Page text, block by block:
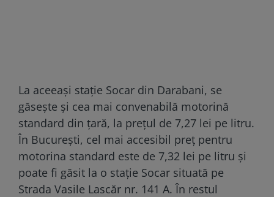
La aceeași stație Socar din Darabani, se
găsește și cea mai convenabilă motorină
standard din țară, la prețul de 7,27 lei pe litru.
În București, cel mai accesibil preț pentru
motorina standard este de 7,32 lei pe litru și
poate fi găsit la o stație Socar situată pe
Strada Vasile Lascăr nr. 141 A. În restul